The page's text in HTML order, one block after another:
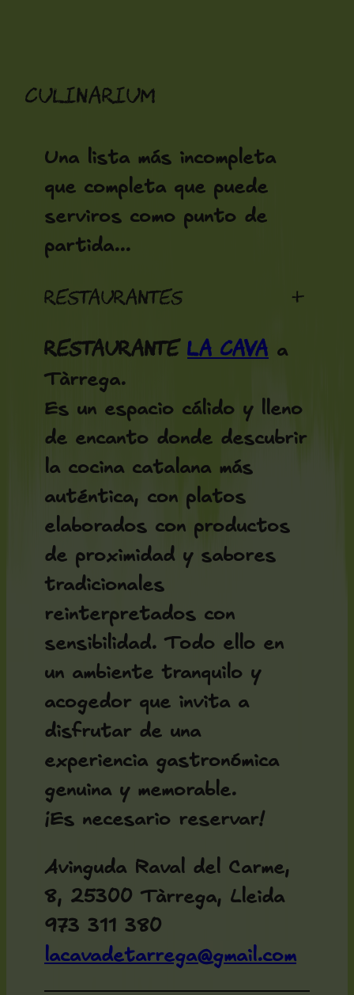
Culinarium
Una lista más incompleta
que completa que puede
serviros como punto de
partida...
Restaurantes +
Restaurante La Cava a
Tàrrega.
Es un espacio cálido y lleno
de encanto donde descubrir
la cocina catalana más
auténtica, con platos
elaborados con productos
de proximidad y sabores
tradicionales
reinterpretados con
sensibilidad. Todo ello en
un ambiente tranquilo y
acogedor que invita a
disfrutar de una
experiencia gastronómica
genuina y memorable.
¡Es necesario reservar!
Avinguda Raval del Carme,
8, 25300 Tàrrega, Lleida
973 311 380
lacavadetarrega@gmail.com